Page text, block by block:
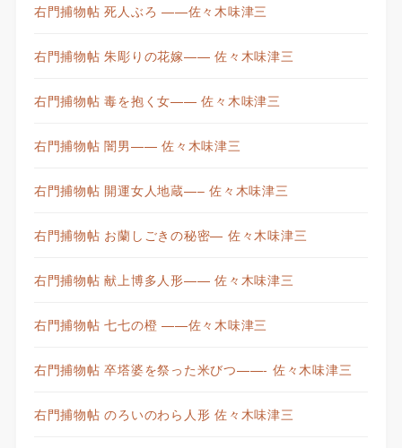
右門捕物帖 死人ぶろ ——佐々木味津三
右門捕物帖 朱彫りの花嫁—— 佐々木味津三
右門捕物帖 毒を抱く女—— 佐々木味津三
右門捕物帖 闇男—— 佐々木味津三
右門捕物帖 開運女人地蔵—– 佐々木味津三
右門捕物帖 お蘭しごきの秘密— 佐々木味津三
右門捕物帖 献上博多人形—— 佐々木味津三
右門捕物帖 七七の橙 ——佐々木味津三
右門捕物帖 卒塔婆を祭った米びつ——- 佐々木味津三
右門捕物帖 のろいのわら人形 佐々木味津三